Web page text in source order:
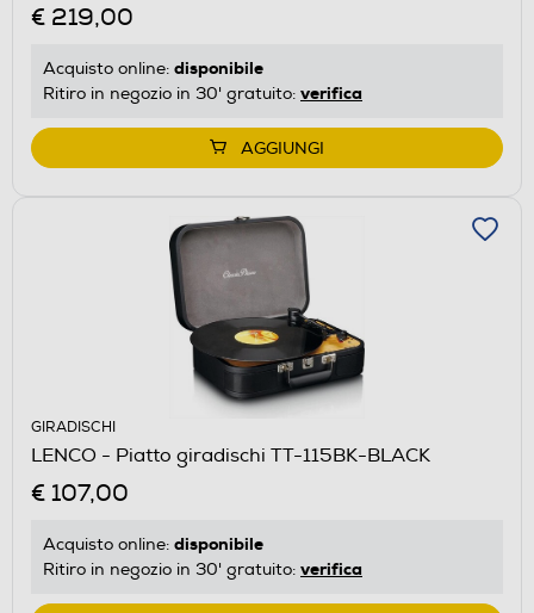
€ 219,00
Acquisto online: disponibile
Ritiro in negozio in 30' gratuito: verifica
AGGIUNGI
GIRADISCHI
LENCO - Piatto giradischi TT-115BK-BLACK
€ 107,00
Acquisto online: disponibile
Ritiro in negozio in 30' gratuito: verifica